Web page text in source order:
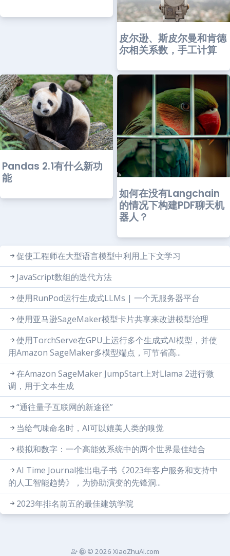
皮尔逊、斯皮尔曼和肯德
尔相关系数，手工计算
Pandas 2.1有什么新功
能
如何在没有Langchain
的情况下构建PDF聊天机
器人？
促使工程师在大型语言模型中利用上下文学习
JavaScript数组的迭代方法
使用RunPod运行生成式LLMs | 一个无服务器平台
使用亚马逊SageMaker模型卡片共享来改进模型治理
使用TorchServe在GPU上运行多个生成式AI模型，并使
用Amazon SageMaker多模型端点，可节省高...
在Amazon SageMaker JumpStart上对Llama 2进行微
调，用于文本生成
“通往量子互联网的新途径”
当给气味命名时，AI可以媲美人类的嗅觉
模拟和数字：一个高能效系统中的两个世界最佳结合
AI Time Journal推出电子书《2023年客户服务和支持中
的人工智能趋势》，为协助演变的先锋洞...
2023年排名前五的最佳建筑学院
© 2026 XiaoZhuAI.com